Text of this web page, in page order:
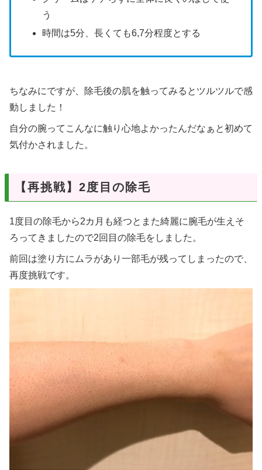
う
時間は5分、長くても6,7分程度とする
ちなみにですが、除毛後の肌を触ってみるとツルツルで感
動しました！
自分の腕ってこんなに触り心地よかったんだなぁと初めて
気付かされました。
【再挑戦】2度目の除毛
1度目の除毛から2カ月も経つとまた綺麗に腕毛が生えそ
ろってきましたので2回目の除毛をしました。
前回は塗り方にムラがあり一部毛が残ってしまったので、
再度挑戦です。